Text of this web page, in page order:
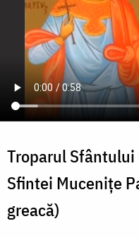
Troparul
Sfintei Mucenițe
greacă)